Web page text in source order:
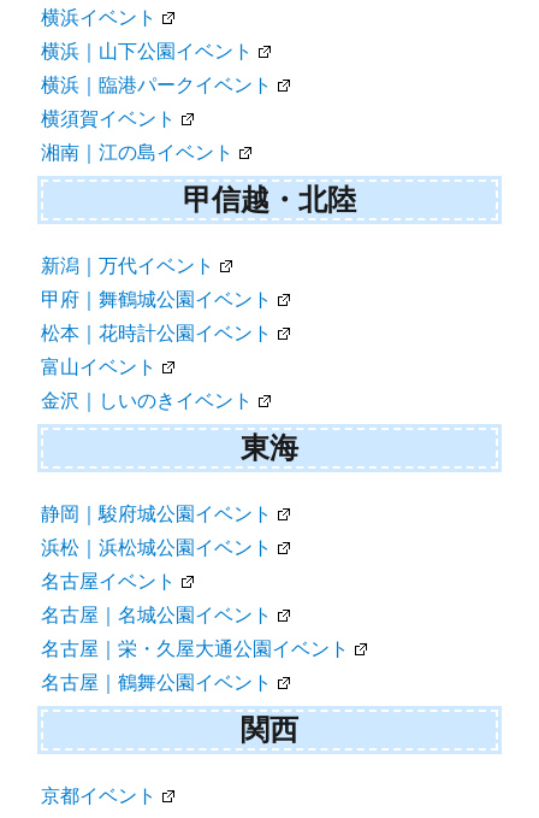
横浜イベント
横浜｜山下公園イベント
横浜｜臨港パークイベント
横須賀イベント
湘南｜江の島イベント
甲信越・北陸
新潟｜万代イベント
甲府｜舞鶴城公園イベント
松本｜花時計公園イベント
富山イベント
金沢｜しいのきイベント
東海
静岡｜駿府城公園イベント
浜松｜浜松城公園イベント
名古屋イベント
名古屋｜名城公園イベント
名古屋｜栄・久屋大通公園イベント
名古屋｜鶴舞公園イベント
関西
京都イベント